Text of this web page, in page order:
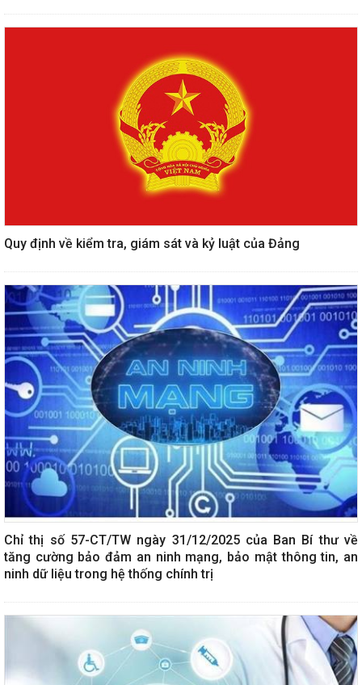
Quy định về kiểm tra, giám sát và kỷ luật của Đảng
Chỉ thị số 57-CT/TW ngày 31/12/2025 của Ban Bí thư về
tăng cường bảo đảm an ninh mạng, bảo mật thông tin, an
ninh dữ liệu trong hệ thống chính trị